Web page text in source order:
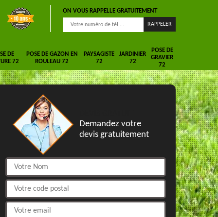
ON VOUS RAPPELLE GRATUITEMENT
DE
72
POSE DE GAZON EN
ROULEAU 72
PAYSAGISTE
72
JARDINIER
72
POSE DE
GRAVIER
72
Demandez votre
devis gratuitement